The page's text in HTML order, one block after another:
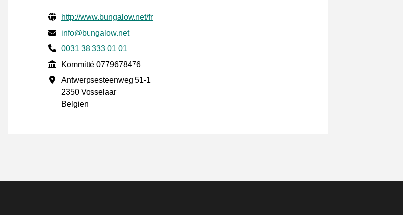
Verifierade kontaktuppgifter
Website URL
http://www.bungalow.net/fr
E-post
info@bungalow.net
Phone number
0031 38 333 01 01
Kommitté
Kommitté 0779678476
Företagsadress
Antwerpsesteenweg 51-1
2350 Vosselaar
Belgien